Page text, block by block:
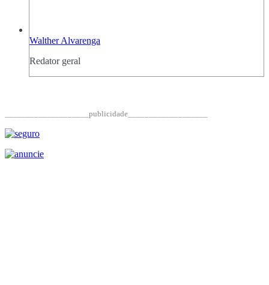
Walther Alvarenga
Redator geral
____________________publicidade___________________